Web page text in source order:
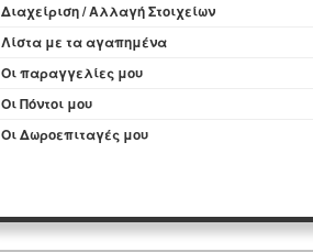
Διαχείριση / Aλλαγή Στοιχείων
Λίστα με τα αγαπημένα
Oι παραγγελίες μου
Οι Πόντοι μου
Oι Δωροεπιταγές μου